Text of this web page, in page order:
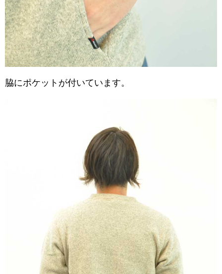
脇にポケットが付いています。